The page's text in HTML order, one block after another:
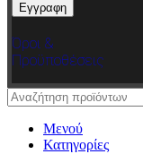
Όροι &
Προϋποθέσεις
Μενού
Κατηγορίες